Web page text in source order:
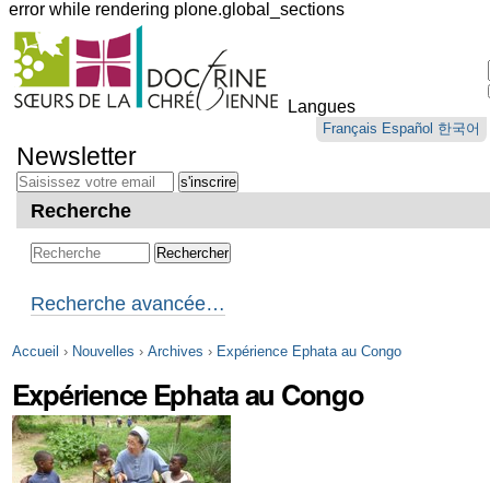
error while rendering plone.global_sections
Outils
personnels
Langues
Français Español 한국어
au
contenu.
Aller
navigation
Newsletter
Recherche
Recherche avancée…
Accueil › Nouvelles › Archives › Expérience Ephata au Congo
Expérience Ephata au Congo